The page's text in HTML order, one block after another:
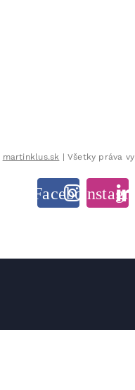
martinklus.sk | Všetky práva
Facebook